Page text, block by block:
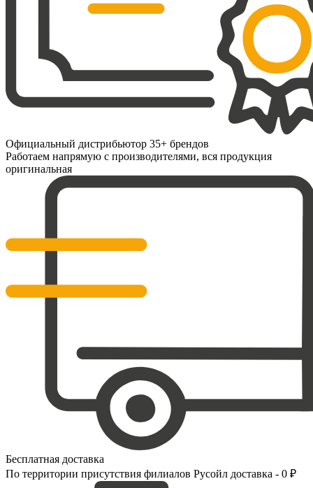
Официальный дистрибьютор 35+ брендов
Работаем напрямую с производителями, вся продукция
оригинальная
Бесплатная доставка
По территории присутствия филиалов Русойл доставка - 0 ₽